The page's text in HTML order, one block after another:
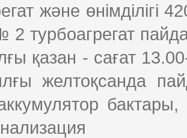
және
турбоагрегат
қазан - сағат
желтоқсанда